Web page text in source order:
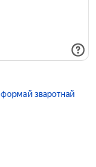
формай зваротнай